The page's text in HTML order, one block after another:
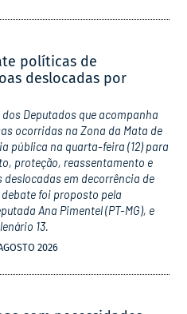
políticas de
deslocadas por
Deputados que acompanha
ocorridas na Zona da Mata de
pública na quarta-feira (12) para
proteção, reassentamento e
em decorrência de
foi proposto pela
Ana Pimentel (PT-MG), e
13.
2026